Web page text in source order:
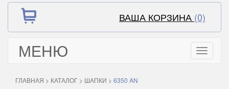
ВАША КОРЗИНА (0)
МЕНЮ
Toggle
ГЛАВНАЯ > КАТАЛОГ > ШАПКИ > 6350 AN